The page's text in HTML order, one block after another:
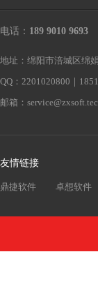
电话： 189 9010 9693
地址：绵阳市涪城区绵
QQ：2201020800｜
邮箱：
友情链接
鼎捷软件 卓想软件